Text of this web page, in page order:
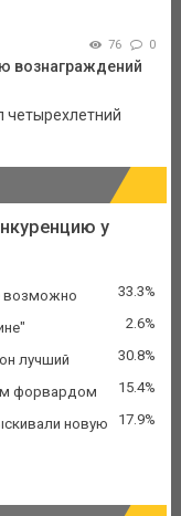
76 0
вознаграждений
четырехлетний
у
возможно 33.3%
2.6%
лучший 30.8%
форвардом 15.4%
новую
17.9%